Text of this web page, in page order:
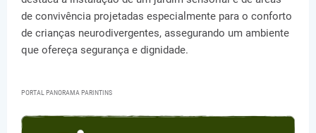
de convivência projetadas especialmente para o conforto
de crianças neurodivergentes, assegurando um ambiente
que ofereça segurança e dignidade.
PORTAL PANORAMA PARINTINS